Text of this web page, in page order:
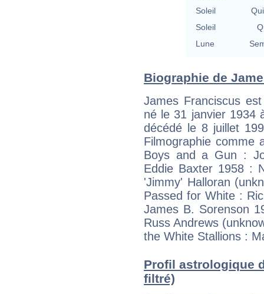
Soleil
Soleil
Lune
Biographie de
James Franciscus
né le 31 janvier 1934
décédé le 8 juillet
Filmographie comme
Boys and a Gun :
Eddie Baxter 1958 :
'Jimmy' Halloran
Passed for White :
James B. Sorenson
Russ Andrews
the White Stallions :
Profil astrologique
filtré)